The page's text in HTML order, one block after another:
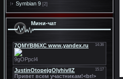
Symbian 9 [2]
Мини-чат